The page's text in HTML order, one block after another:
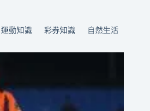
運動知識 彩券知識 自然生活